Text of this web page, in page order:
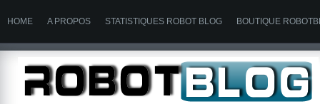
HOME A PROPOS STATISTIQUES ROBOT BLOG BOUTIQUE